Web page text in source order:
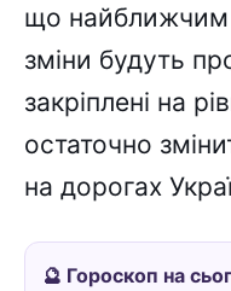
що найближчим
зміни будуть
закріплені на
остаточно
на дорогах
🔮 Гороскоп на